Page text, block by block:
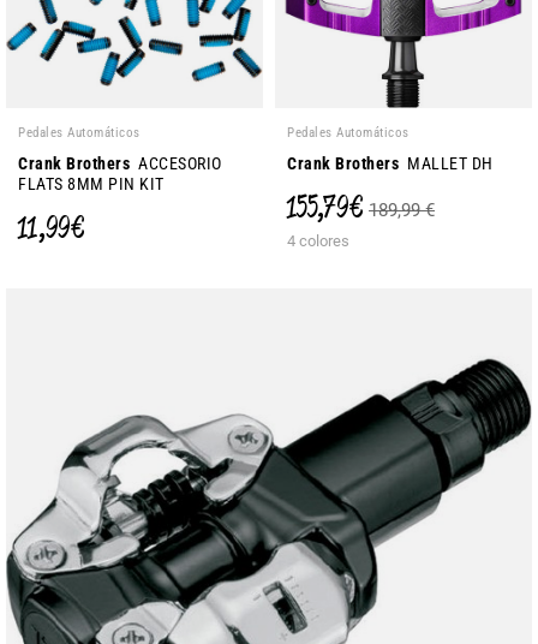
Pedales Automáticos
Crank Brothers ACCESORIO
FLATS 8MM PIN KIT
11,99 €
Pedales Automáticos
Crank Brothers MALLET DH
155,79 € 189,99 €
4 colores